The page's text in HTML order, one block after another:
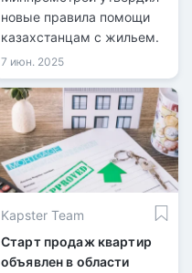
новые правила помощи
казахстанцам с жильем.
7 июн. 2025
Kapster Team
Старт продаж квартир
объявлен в области